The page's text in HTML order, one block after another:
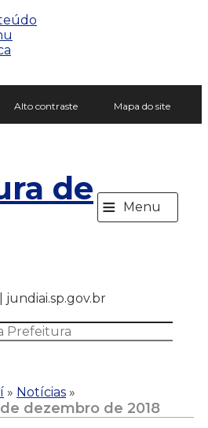
Alto contraste Mapa do site
de ≡ Menu
» Notícias »
dezembro de 2018